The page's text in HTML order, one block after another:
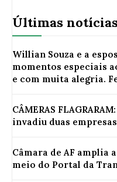
Últimas
Willian Souza e a
momentos especiais
e com muita alegria.
CÂMERAS
invadiu duas empresas
Câmara de AF amplia
meio do Portal da